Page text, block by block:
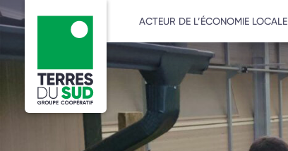
ACTEUR DE L’ÉCONOMIE LOCALE